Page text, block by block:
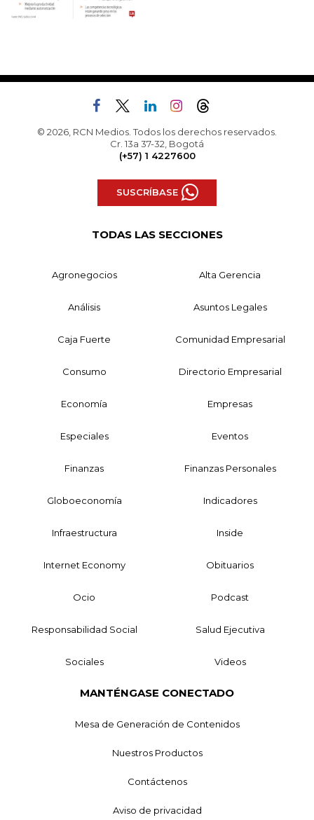
© 2026, RCN Medios. Todos los derechos reservados.
Cr. 13a 37-32, Bogotá
(+57) 1 4227600
SUSCRÍBASE
TODAS LAS SECCIONES
Agronegocios Alta Gerencia
Análisis Asuntos Legales
Caja Fuerte Comunidad Empresarial
Consumo Directorio Empresarial
Economía Empresas
Especiales Eventos
Finanzas Finanzas Personales
Globoeconomía Indicadores
Infraestructura Inside
Internet Economy Obituarios
Ocio Podcast
Responsabilidad Social Salud Ejecutiva
Sociales Videos
MANTÉNGASE CONECTADO
Mesa de Generación de Contenidos
Nuestros Productos
Contáctenos
Aviso de privacidad